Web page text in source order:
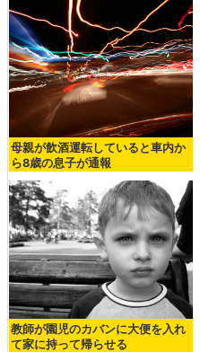
母親が飲酒運転していると車内か
ら8歳の息子が通報
教師が園児のカバンに大便を入れ
て家に持って帰らせる